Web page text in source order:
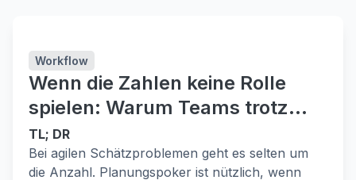
Workflow
Wenn die Zahlen keine Rolle
spielen: Warum Teams trotz
perfekter Schätzungen Termine
verpassen
TL; DR
Bei agilen Schätzproblemen geht es selten um
die Anzahl. Planungspoker ist nützlich, wenn